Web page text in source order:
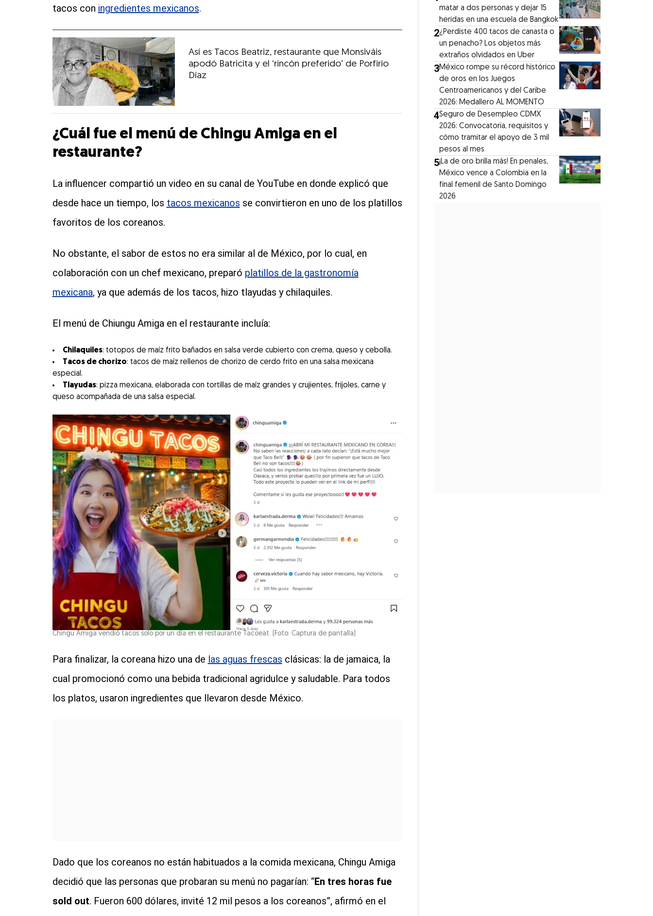
tacos con ingredientes mexicanos.
Así es Tacos Beatriz, restaurante que Monsiváis
apodó Batricita y el ‘rincón preferido’ de Porfirio
Díaz
¿Cuál fue el menú de Chingu Amiga en el
restaurante?
La influencer compartió un video en su canal de YouTube en donde explicó que
desde hace un tiempo, los tacos mexicanos se convirtieron en uno de los platillos
favoritos de los coreanos.
No obstante, el sabor de estos no era similar al de México, por lo cual, en
colaboración con un chef mexicano, preparó platillos de la gastronomía
mexicana, ya que además de los tacos, hizo tlayudas y chilaquiles.
El menú de Chiungu Amiga en el restaurante incluía:
Chilaquiles: totopos de maíz frito bañados en salsa verde cubierto con crema, queso y cebolla.
Tacos de chorizo: tacos de maíz rellenos de chorizo de cerdo frito en una salsa mexicana
especial.
Tlayudas: pizza mexicana, elaborada con tortillas de maíz grandes y crujientes, frijoles, carne y
queso acompañada de una salsa especial.
Chingu Amiga vendió tacos solo por un día en el restaurante Tacoeat. (Foto: Captura de pantalla)
Para finalizar, la coreana hizo una de las aguas frescas clásicas: la de jamaica, la
cual promocionó como una bebida tradicional agridulce y saludable. Para todos
los platos, usaron ingredientes que llevaron desde México.
Dado que los coreanos no están habituados a la comida mexicana, Chingu Amiga
decidió que las personas que probaran su menú no pagarían: “En tres horas fue
sold out. Fueron 600 dólares, invité 12 mil pesos a los coreanos”, afirmó en el
matar a dos personas y dejar 15
heridas en una escuela de Bangkok
2¿Perdiste 400 tacos de canasta o
un penacho? Los objetos más
extraños olvidados en Uber
3México rompe su récord histórico
de oros en los Juegos
Centroamericanos y del Caribe
2026: Medallero AL MOMENTO
4Seguro de Desempleo CDMX
2026: Convocatoria, requisitos y
cómo tramitar el apoyo de 3 mil
pesos al mes
5¡La de oro brilla más! En penales,
México vence a Colombia en la
final femenil de Santo Domingo
2026